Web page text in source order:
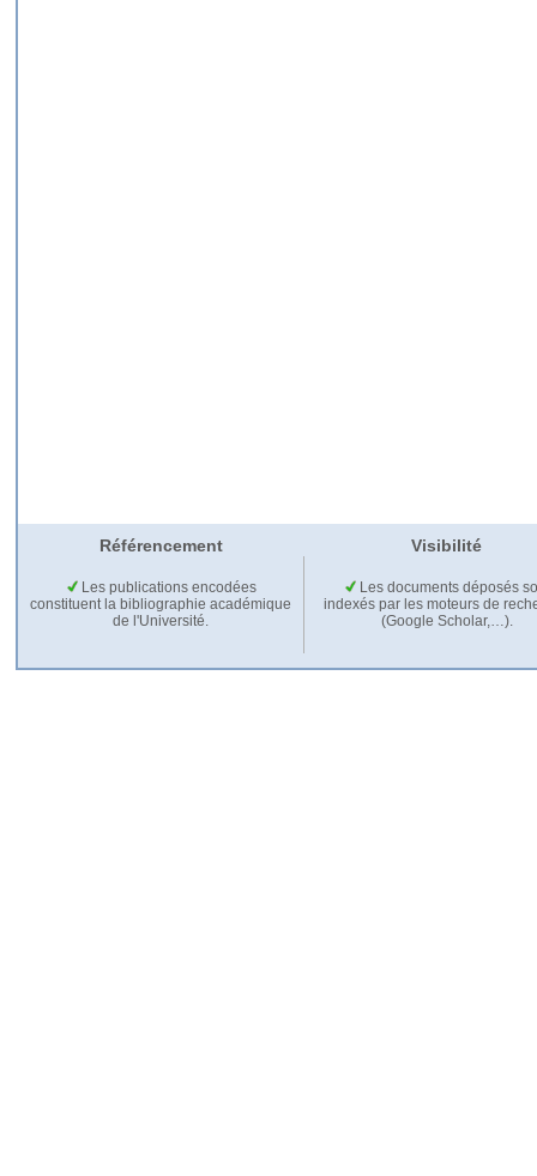
Référencement Visibilité
Les publications encodées
constituent la bibliographie académique
de l'Université.
Les documents déposés
indexés par les moteurs de
(Google Scholar,…).